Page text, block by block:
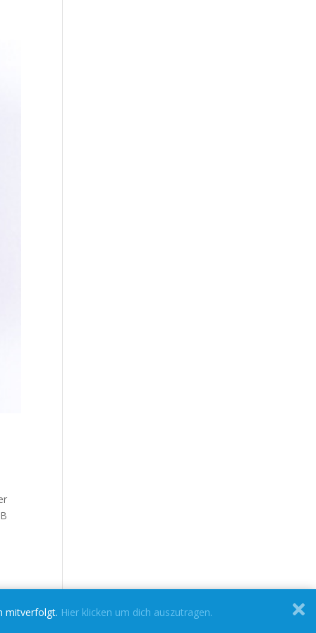
mitverfolgt. Hier klicken um dich auszutragen.